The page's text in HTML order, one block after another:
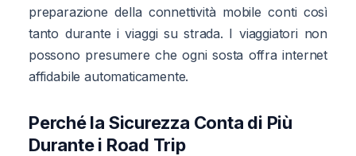
preparazione della connettività mobile conti così
tanto durante i viaggi su strada. I viaggiatori non
possono presumere che ogni sosta offra internet
affidabile automaticamente.
Perché la Sicurezza Conta di Più
Durante i Road Trip